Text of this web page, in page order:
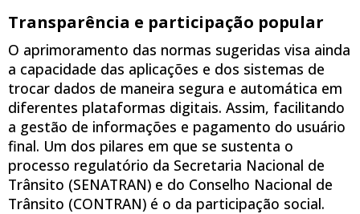
Transparência e participação popular
O aprimoramento das normas sugeridas visa ainda
a capacidade das aplicações e dos sistemas de
trocar dados de maneira segura e automática em
diferentes plataformas digitais. Assim, facilitando
a gestão de informações e pagamento do usuário
final. Um dos pilares em que se sustenta o
processo regulatório da Secretaria Nacional de
Trânsito (SENATRAN) e do Conselho Nacional de
Trânsito (CONTRAN) é o da participação social.